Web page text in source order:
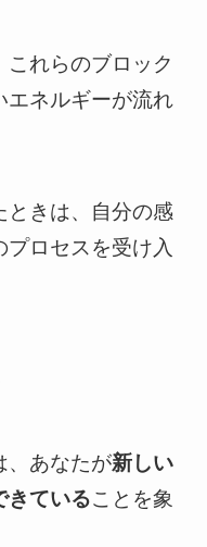
これらのブロック
エネルギーが流れ
ときは、自分の感
ロセスを受け入
、あなたが新しい
きていることを象